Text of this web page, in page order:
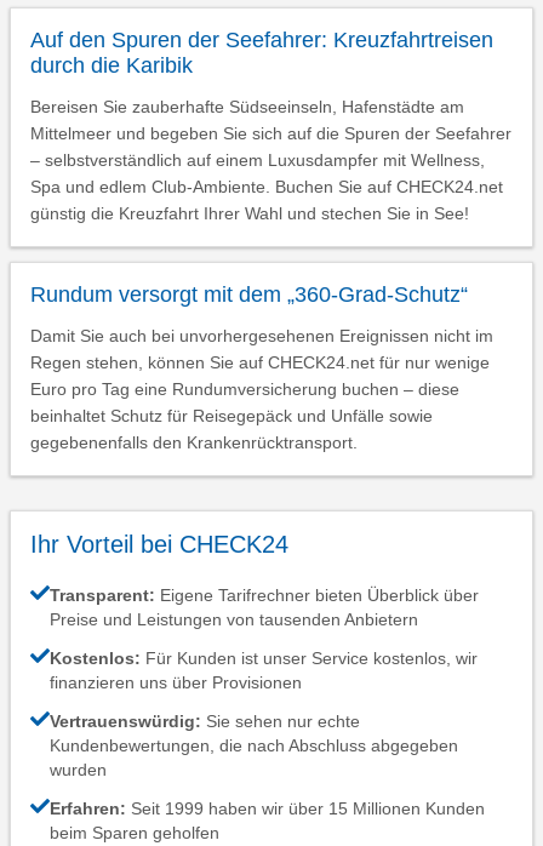
Auf den Spuren der Seefahrer: Kreuzfahrtreisen
durch die Karibik
Bereisen Sie zauberhafte Südseeinseln, Hafenstädte am
Mittelmeer und begeben Sie sich auf die Spuren der Seefahrer
– selbstverständlich auf einem Luxusdampfer mit Wellness,
Spa und edlem Club-Ambiente. Buchen Sie auf CHECK24.net
günstig die Kreuzfahrt Ihrer Wahl und stechen Sie in See!
Rundum versorgt mit dem „360-Grad-Schutz“
Damit Sie auch bei unvorhergesehenen Ereignissen nicht im
Regen stehen, können Sie auf CHECK24.net für nur wenige
Euro pro Tag eine Rundumversicherung buchen – diese
beinhaltet Schutz für Reisegepäck und Unfälle sowie
gegebenenfalls den Krankenrücktransport.
Ihr Vorteil bei CHECK24
Transparent: Eigene Tarifrechner bieten Überblick über
Preise und Leistungen von tausenden Anbietern
Kostenlos: Für Kunden ist unser Service kostenlos, wir
finanzieren uns über Provisionen
Vertrauenswürdig: Sie sehen nur echte
Kundenbewertungen, die nach Abschluss abgegeben
wurden
Erfahren: Seit 1999 haben wir über 15 Millionen Kunden
beim Sparen geholfen